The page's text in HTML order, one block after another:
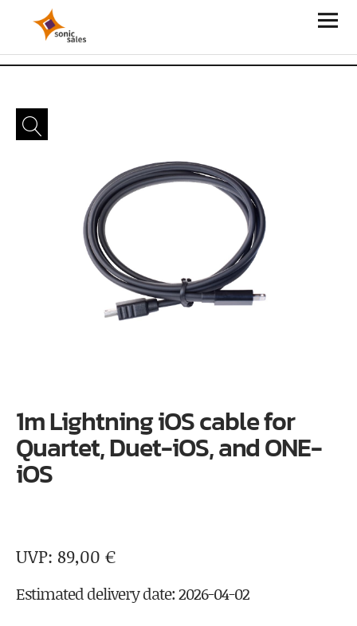
Sonic Sales
1m Lightning iOS cable for
Quartet, Duet-iOS, and ONE-
iOS
89,00 €
Estimated delivery date: 2026-04-02